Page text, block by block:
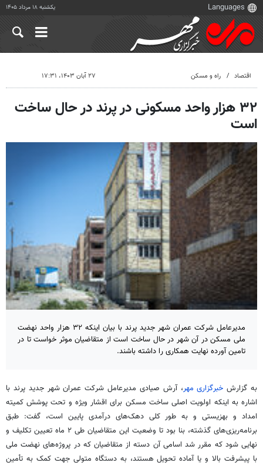
یکشنبه ۱۸ مرداد ۱۴۰۵
اقتصاد راه و مسکن ۲۷ آبان ۱۴۰۳، ۱۷:۳۱
۳۲ هزار واحد مسکونی در پرند در حال ساخت
است
مدیرعامل شرکت عمران شهر جدید پرند با بیان اینکه ۳۲ هزار واحد نهضت
ملی مسکن در آن شهر در حال ساخت است از متقاضیان موثر خواست تا در
تامین آورده نهایت همکاری را داشته باشند.
به گزارشخبرگزاری مهر، آرش صیادی مدیرعامل شرکت عمران شهر جدید پرند با
اشاره به اینکه اولویت اصلی ساخت مسکن برای اقشار ویژه و تحت پوشش کمیته
امداد و بهزیستی و به طور کلی دهک‌های درآمدی پایین است، گفت: طبق
برنامه‌ریزی‌های گذشته، بنا بود تا وضعیت این متقاضیان طی ۲ ماه تعیین تکلیف و
نهایی شود که مقرر شد اسامی آن دسته از متقاضیان که در پروژه‌های نهضت ملی
با پیشرفت بالا و یا آماده تحویل هستند، به دستگاه متولی جهت کمک به تأمین